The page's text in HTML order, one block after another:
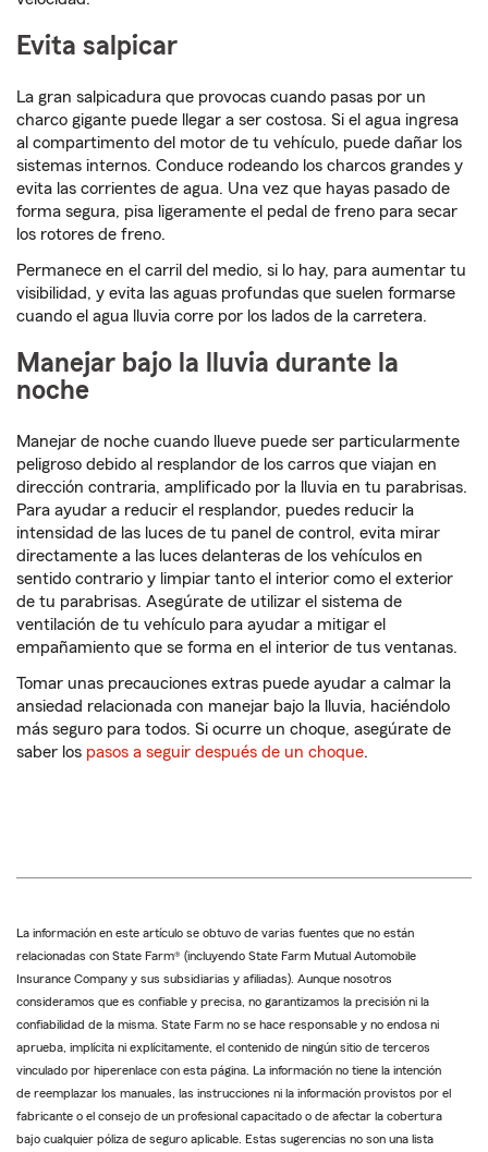
Evita salpicar
La gran salpicadura que provocas cuando pasas por un
charco gigante puede llegar a ser costosa. Si el agua ingresa
al compartimento del motor de tu vehículo, puede dañar los
sistemas internos. Conduce rodeando los charcos grandes y
evita las corrientes de agua. Una vez que hayas pasado de
forma segura, pisa ligeramente el pedal de freno para secar
los rotores de freno.
Permanece en el carril del medio, si lo hay, para aumentar tu
visibilidad, y evita las aguas profundas que suelen formarse
cuando el agua lluvia corre por los lados de la carretera.
Manejar bajo la lluvia durante la
noche
Manejar de noche cuando llueve puede ser particularmente
peligroso debido al resplandor de los carros que viajan en
dirección contraria, amplificado por la lluvia en tu parabrisas.
Para ayudar a reducir el resplandor, puedes reducir la
intensidad de las luces de tu panel de control, evita mirar
directamente a las luces delanteras de los vehículos en
sentido contrario y limpiar tanto el interior como el exterior
de tu parabrisas. Asegúrate de utilizar el sistema de
ventilación de tu vehículo para ayudar a mitigar el
empañamiento que se forma en el interior de tus ventanas.
Tomar unas precauciones extras puede ayudar a calmar la
ansiedad relacionada con manejar bajo la lluvia, haciéndolo
más seguro para todos. Si ocurre un choque, asegúrate de
saber los pasos a seguir después de un choque.
La información en este artículo se obtuvo de varias fuentes que no están
relacionadas con State Farm® (incluyendo State Farm Mutual Automobile
Insurance Company y sus subsidiarias y afiliadas). Aunque nosotros
consideramos que es confiable y precisa, no garantizamos la precisión ni la
confiabilidad de la misma. State Farm no se hace responsable y no endosa ni
aprueba, implícita ni explícitamente, el contenido de ningún sitio de terceros
vinculado por hiperenlace con esta página. La información no tiene la intención
de reemplazar los manuales, las instrucciones ni la información provistos por el
fabricante o el consejo de un profesional capacitado o de afectar la cobertura
bajo cualquier póliza de seguro aplicable. Estas sugerencias no son una lista